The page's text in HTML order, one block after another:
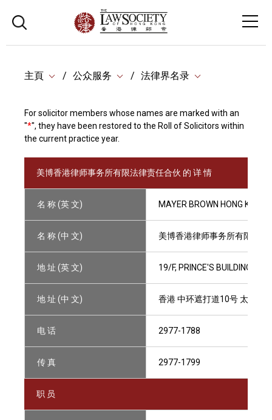
主頁 公众服务 法律界名录
For solicitor members whose names are marked with an
"*", they have been restored to the Roll of Solicitors within
the current practice year.
美博香港律师事务所有限法律责任合伙 的 详 情
名 称 (英 文) MAYER BROWN HONG KONG
名 称 (中 文) 美博香港律师事务所有限法律
地 址 (英 文) 19/F, PRINCE'S BUILDING, 10
地 址 (中 文) 香港 中环遮打道10号 太子大
电 话 2977-1788
传 真 2977-1799
职 员